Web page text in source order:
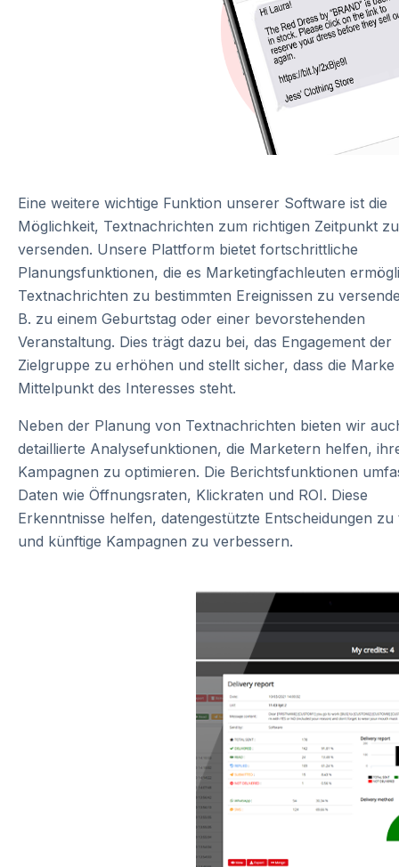
Eine weitere wichtige Funktion unserer Software ist die
Möglichkeit, Textnachrichten zum richtigen Zeitpunkt zu
versenden. Unsere Plattform bietet fortschrittliche
Planungsfunktionen, die es Marketingfachleuten
Textnachrichten zu bestimmten Ereignissen zu
B. zu einem Geburtstag oder einer bevorstehenden
Veranstaltung. Dies trägt dazu bei, das Engagement der
Zielgruppe zu erhöhen und stellt sicher, dass die Marke
Mittelpunkt des Interesses steht.
Neben der Planung von Textnachrichten bieten wir
detaillierte Analysefunktionen, die Marketern helfen,
Kampagnen zu optimieren. Die Berichtsfunktionen
Daten wie Öffnungsraten, Klickraten und ROI. Diese
Erkenntnisse helfen, datengestützte Entscheidungen
und künftige Kampagnen zu verbessern.